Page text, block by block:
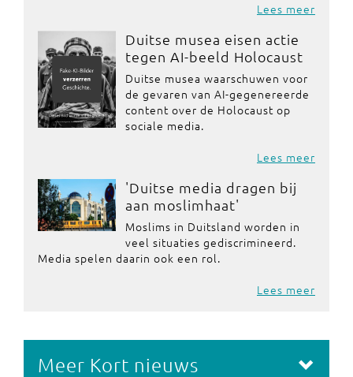
Lees meer
Duitse musea eisen actie
tegen AI-beeld Holocaust
Duitse musea waarschuwen voor
de gevaren van AI-gegenereerde
content over de Holocaust op
sociale media.
Lees meer
'Duitse media dragen bij
aan moslimhaat'
Moslims in Duitsland worden in
veel situaties gediscrimineerd.
Media spelen daarin ook een rol.
Lees meer
Meer Kort nieuws